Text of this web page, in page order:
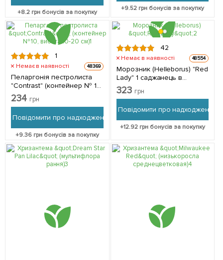
+8.2 грн бонусів за покупку
+9.52 грн бонусів за покупку
1
Немає в наявності 48369
Пеларгонія пестролиста
"Contrast" (контейнер № 10,
висота 10-20 см) 1
саджанець в упаковці
234 грн
Повідомити про надходження
+9.36 грн бонусів за покупку
42
Немає в наявності 48554
Морозник (Helleborus) "Red
Lady" 1 саджанець в
упаковці
323 грн
Повідомити про надходження
+12.92 грн бонусів за покупку